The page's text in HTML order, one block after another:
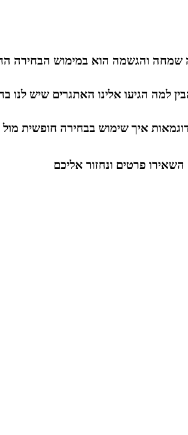
שמחה והגשמה הוא במימוש הבחירה
למה הגיעו אלינו האתגרים שיש
פרטים ונחזור אליכם